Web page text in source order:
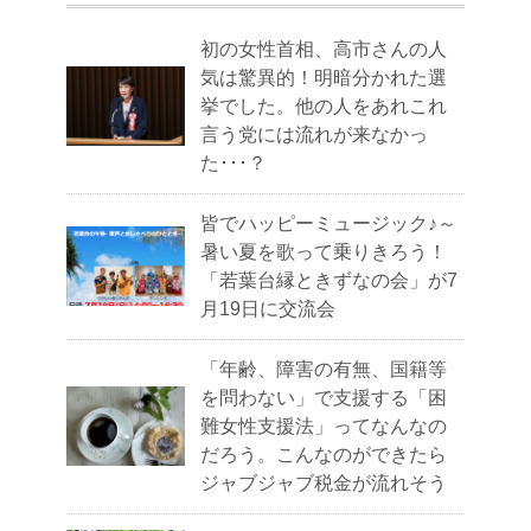
初の女性首相、高市さんの人
気は驚異的！明暗分かれた選
挙でした。他の人をあれこれ
言う党には流れが来なかっ
た･･･？
皆でハッピーミュージック♪～
暑い夏を歌って乗りきろう！
「若葉台縁ときずなの会」が7
月19日に交流会
「年齢、障害の有無、国籍等
を問わない」で支援する「困
難女性支援法」ってなんなの
だろう。こんなのができたら
ジャブジャブ税金が流れそう